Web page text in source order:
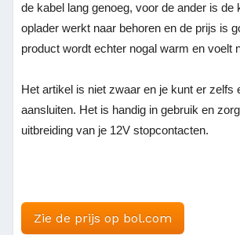
de kabel lang genoeg, voor de ander is de
oplader werkt naar behoren en de prijs is
product wordt echter nogal warm en voelt
Het artikel is niet zwaar en je kunt er zelfs
aansluiten. Het is handig in gebruik en
uitbreiding van je 12V stopcontacten.
Zie de prijs op bol.com